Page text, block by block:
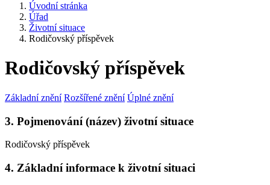
Úvodní stránka
Úřad
Životní situace
Rodičovský příspěvek
Rodičovský příspěvek
Základní znění Rozšířené znění Úplné znění
3. Pojmenování (název) životní situace
Rodičovský příspěvek
4. Základní informace k životní situaci